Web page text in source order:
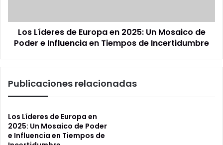
de
Poder
de
Los Líderes de Europa en 2025: Un Mosaico de
Poder e Influencia en Tiempos de Incertidumbre
Publicaciones relacionadas
Los Líderes de Europa en
2025: Un Mosaico de Poder
e Influencia en Tiempos de